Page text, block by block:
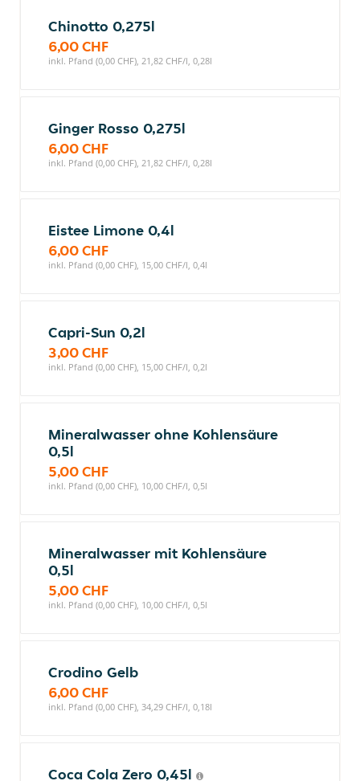
Chinotto 0,275l
6,00 CHF
inkl. Pfand (0,00 CHF), 21,82 CHF/l, 0,28l
Ginger Rosso 0,275l
6,00 CHF
inkl. Pfand (0,00 CHF), 21,82 CHF/l, 0,28l
Eistee Limone 0,4l
6,00 CHF
inkl. Pfand (0,00 CHF), 15,00 CHF/l, 0,4l
Capri-Sun 0,2l
3,00 CHF
inkl. Pfand (0,00 CHF), 15,00 CHF/l, 0,2l
Mineralwasser ohne Kohlensäure
0,5l
5,00 CHF
inkl. Pfand (0,00 CHF), 10,00 CHF/l, 0,5l
Mineralwasser mit Kohlensäure
0,5l
5,00 CHF
inkl. Pfand (0,00 CHF), 10,00 CHF/l, 0,5l
Crodino Gelb
6,00 CHF
inkl. Pfand (0,00 CHF), 34,29 CHF/l, 0,18l
Coca Cola Zero 0,45l